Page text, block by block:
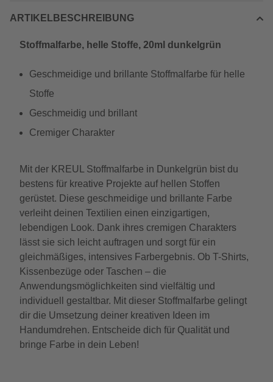
ARTIKELBESCHREIBUNG
Stoffmalfarbe, helle Stoffe, 20ml dunkelgrün
Geschmeidige und brillante Stoffmalfarbe für helle
Stoffe
Geschmeidig und brillant
Cremiger Charakter
Mit der KREUL Stoffmalfarbe in Dunkelgrün bist du
bestens für kreative Projekte auf hellen Stoffen
gerüstet. Diese geschmeidige und brillante Farbe
verleiht deinen Textilien einen einzigartigen,
lebendigen Look. Dank ihres cremigen Charakters
lässt sie sich leicht auftragen und sorgt für ein
gleichmäßiges, intensives Farbergebnis. Ob T-Shirts,
Kissenbezüge oder Taschen – die
Anwendungsmöglichkeiten sind vielfältig und
individuell gestaltbar. Mit dieser Stoffmalfarbe gelingt
dir die Umsetzung deiner kreativen Ideen im
Handumdrehen. Entscheide dich für Qualität und
bringe Farbe in dein Leben!